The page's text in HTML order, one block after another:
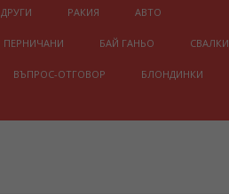
ДРУГИ РАКИЯ АВТО
ПЕРНИЧАНИ БАЙ ГАНЬО СВАЛКИ
ВЪПРОС-ОТГОВОР БЛОНДИНКИ